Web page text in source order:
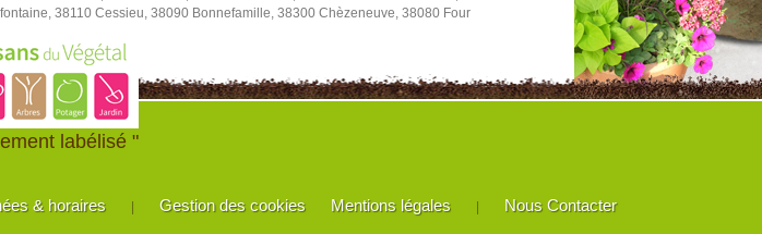
38110 Cessieu, 38090 Bonnefamille, 38300 Chèzeneuve, 38080 Four
labélisé "
& horaires Gestion des cookies Mentions légales Nous Contacter